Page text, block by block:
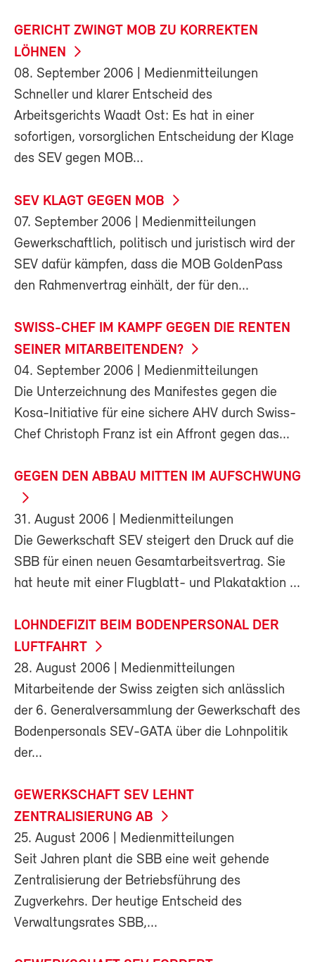
GERICHT ZWINGT MOB ZU KORREKTEN
LÖHNEN
08. September 2006 | Medienmitteilungen
Schneller und klarer Entscheid des
Arbeitsgerichts Waadt Ost: Es hat in einer
sofortigen, vorsorglichen Entscheidung der Klage
des SEV gegen MOB...
SEV KLAGT GEGEN MOB
07. September 2006 | Medienmitteilungen
Gewerkschaftlich, politisch und juristisch wird der
SEV dafür kämpfen, dass die MOB GoldenPass
den Rahmenvertrag einhält, der für den...
SWISS-CHEF IM KAMPF GEGEN DIE RENTEN
SEINER MITARBEITENDEN?
04. September 2006 | Medienmitteilungen
Die Unterzeichnung des Manifestes gegen die
Kosa-Initiative für eine sichere AHV durch Swiss-
Chef Christoph Franz ist ein Affront gegen das...
GEGEN DEN ABBAU MITTEN IM AUFSCHWUNG
31. August 2006 | Medienmitteilungen
Die Gewerkschaft SEV steigert den Druck auf die
SBB für einen neuen Gesamtarbeitsvertrag. Sie
hat heute mit einer Flugblatt- und Plakataktion ...
LOHNDEFIZIT BEIM BODENPERSONAL DER
LUFTFAHRT
28. August 2006 | Medienmitteilungen
Mitarbeitende der Swiss zeigten sich anlässlich
der 6. Generalversammlung der Gewerkschaft des
Bodenpersonals SEV-GATA über die Lohnpolitik
der...
GEWERKSCHAFT SEV LEHNT
ZENTRALISIERUNG AB
25. August 2006 | Medienmitteilungen
Seit Jahren plant die SBB eine weit gehende
Zentralisierung der Betriebsführung des
Zugverkehrs. Der heutige Entscheid des
Verwaltungsrates SBB,...